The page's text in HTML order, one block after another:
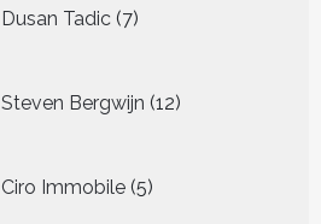
Dusan Tadic 7
producten
Steven Bergwijn 12
producten
Ciro Immobile 5
producten